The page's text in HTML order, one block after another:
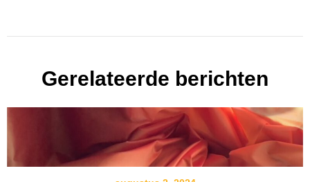
Gerelateerde berichten